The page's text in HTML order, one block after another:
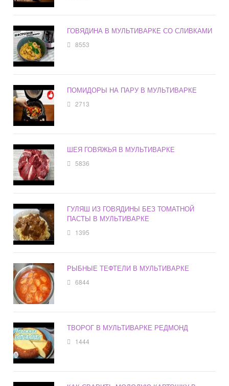
ГОВЯДИНА В МУЛЬТИВАРКЕ СО СЛИВКАМИ
8553
ПОМИДОРЫ НА ПАРУ В МУЛЬТИВАРКЕ
2713
ШЕЯ ГОВЯЖЬЯ В МУЛЬТИВАРКЕ
5836
ГУЛЯШ ИЗ ГОВЯДИНЫ БЕЗ ТОМАТНОЙ
ПАСТЫ В МУЛЬТИВАРКЕ
1395
РЫБНЫЕ ТЕФТЕЛИ В МУЛЬТИВАРКЕ
6844
ТВОРОГ В МУЛЬТИВАРКЕ РЕДМОНД
1444